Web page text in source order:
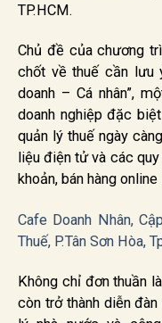
TP.HCM.
Chủ đề của chương
chốt về thuế cần lưu
doanh – Cá nhân”,
doanh nghiệp đặc
quản lý thuế ngày
liệu điện tử và các
khoản, bán hàng
Cafe Doanh Nhân,
Thuế, P.Tân Sơn Hòa,
Không chỉ đơn thuần
còn trở thành diễn